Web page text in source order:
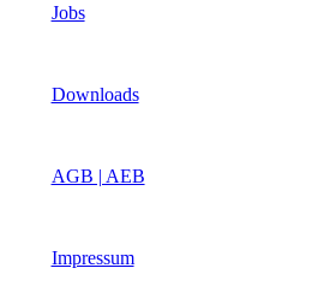
Jobs
Downloads
AGB | AEB
Impressum